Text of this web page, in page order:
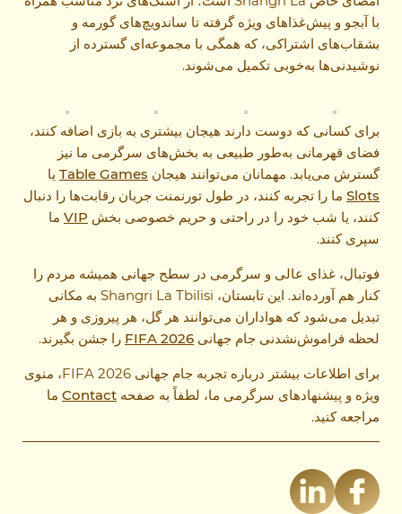
با آبجو و پیش‌غذاهای ویژه گرفته تا ساندویچ‌های گورمه و
بشقاب‌های اشتراکی، که همگی با مجموعه‌ای گسترده از
نوشیدنی‌ها به‌خوبی تکمیل می‌شوند.
برای کسانی که دوست دارند هیجان بیشتری به بازی اضافه کنند،
فضای قهرمانی به‌طور طبیعی به بخش‌های سرگرمی ما نیز
گسترش می‌یابد. مهمانان می‌توانند هیجان Table Games یا
Slots ما را تجربه کنند، در طول تورنمنت جریان رقابت‌ها را دنبال
کنند، یا شب خود را در راحتی و حریم خصوصی بخش VIP ما
سپری کنند.
فوتبال، غذای عالی و سرگرمی در سطح جهانی همیشه مردم را
کنار هم آورده‌اند. این تابستان، Shangri La Tbilisi به مکانی
تبدیل می‌شود که هواداران می‌توانند هر گل، هر پیروزی و هر
لحظه فراموش‌نشدنی جام جهانی FIFA 2026 را جشن بگیرند.
برای اطلاعات بیشتر درباره تجربه جام جهانی FIFA 2026، منوی
ویژه و پیشنهادهای سرگرمی ما، لطفاً به صفحه Contact ما
مراجعه کنید.